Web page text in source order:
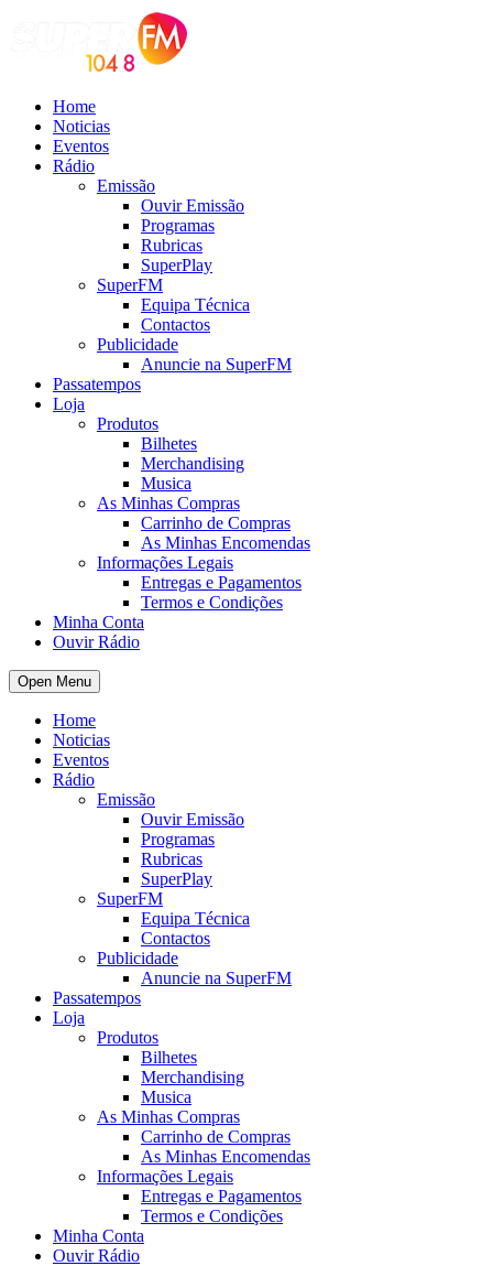
Home
Noticias
Eventos
Rádio
Emissão
Ouvir Emissão
Programas
Rubricas
SuperPlay
SuperFM
Equipa Técnica
Contactos
Publicidade
Anuncie na SuperFM
Passatempos
Loja
Produtos
Bilhetes
Merchandising
Musica
As Minhas Compras
Carrinho de Compras
As Minhas Encomendas
Informações Legais
Entregas e Pagamentos
Termos e Condições
Minha Conta
Ouvir Rádio
Open Menu
Home
Noticias
Eventos
Rádio
Emissão
Ouvir Emissão
Programas
Rubricas
SuperPlay
SuperFM
Equipa Técnica
Contactos
Publicidade
Anuncie na SuperFM
Passatempos
Loja
Produtos
Bilhetes
Merchandising
Musica
As Minhas Compras
Carrinho de Compras
As Minhas Encomendas
Informações Legais
Entregas e Pagamentos
Termos e Condições
Minha Conta
Ouvir Rádio